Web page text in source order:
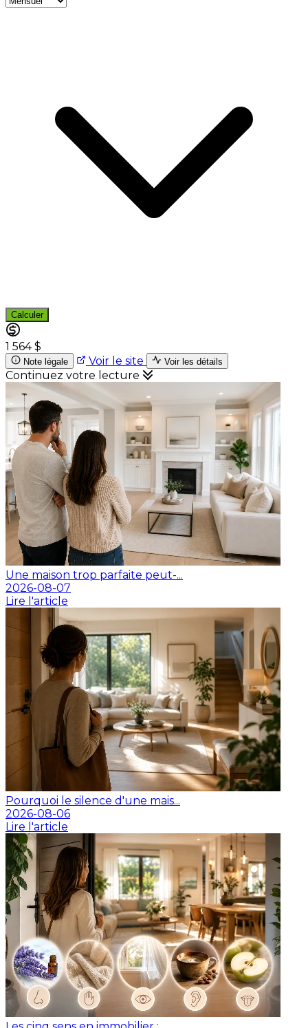
Calculer
1 564 $
Note légale Voir le site Voir les détails
Continuez votre lecture
Une maison trop parfaite peut-...
2026-08-07
Lire l'article
Pourquoi le silence d'une mais...
2026-08-06
Lire l'article